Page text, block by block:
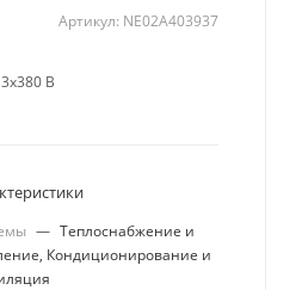
Артикул: NE02A403937
В
— Теплоснабжение и
Кондиционирование и